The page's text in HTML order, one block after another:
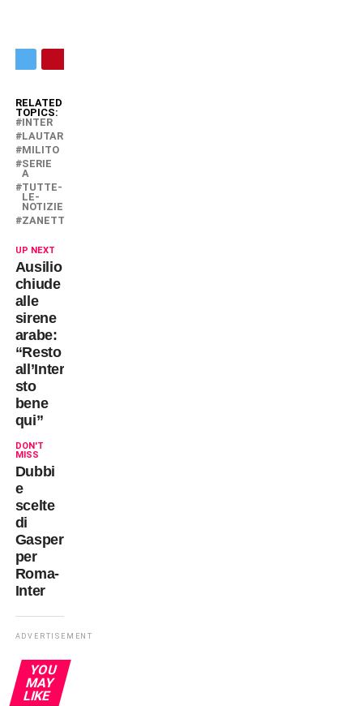
RELATED
TOPICS:
INTER
LAUTARO
MILITO
SERIE
A
TUTTE-
LE-
NOTIZIE
ZANETTI
UP NEXT
Ausilio
chiude
alle
sirene
arabe:
“Resto
all’Inter,
sto
bene
qui”
DON'T
MISS
Dubbi
e
scelte
di
Gasperini
per
Roma-
Inter
ADVERTISEMENT
YOU
MAY
LIKE